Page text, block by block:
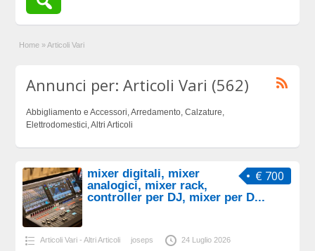
Home » Articoli Vari
Annunci per: Articoli Vari (562)
Abbigliamento e Accessori, Arredamento, Calzature,
Elettrodomestici, Altri Articoli
€ 700
mixer digitali, mixer
analogici, mixer rack,
controller per DJ, mixer per D...
Articoli Vari - Altri Articoli joseps 24 Luglio 2026